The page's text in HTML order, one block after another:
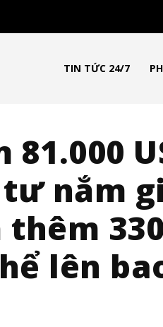
TIN TỨC 24/7
nắm
lên